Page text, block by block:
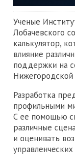
Ученые
Лобачевского
калькулятор,
влияние
поддержки на
Нижегородской
Разработка
профильными
С ее помощью
различные
и оценивать